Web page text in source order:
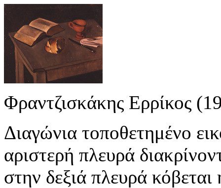
Φραντζισκάκης Ερρίκος
Διαγώνια τοποθετημένο
αριστερή πλευρά
στην δεξιά πλευρά